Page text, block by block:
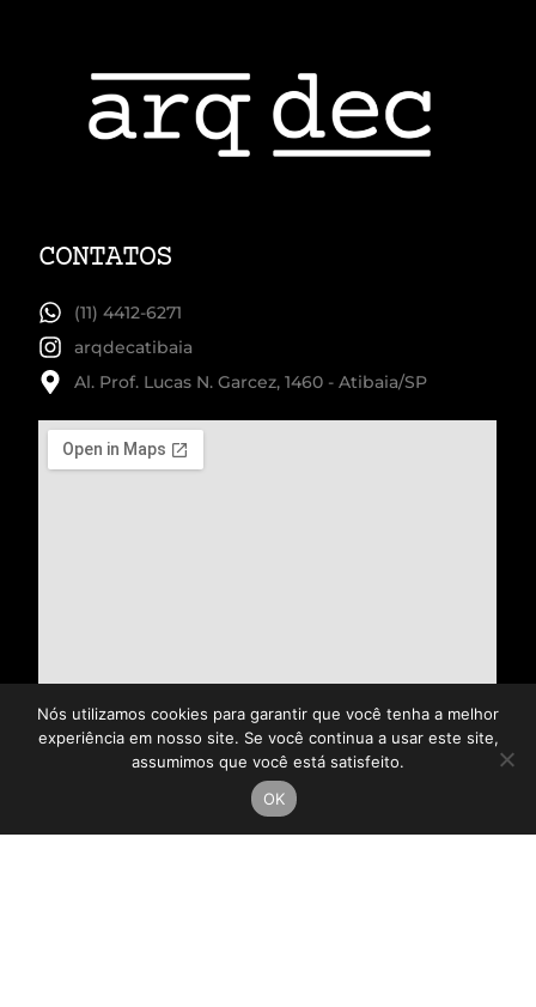
CONTATOS
(11) 4412-6271
arqdecatibaia
Al. Prof. Lucas N. Garcez, 1460 - Atibaia/SP
Nós utilizamos cookies para garantir que você tenha a melhor
experiência em nosso site. Se você continua a usar este site,
assumimos que você está satisfeito.
OK